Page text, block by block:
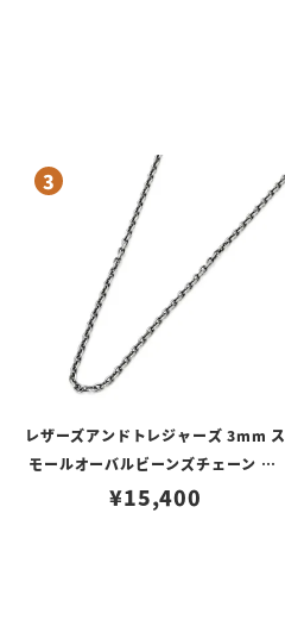
レザーズアンドトレジャーズ 3mm ス
モールオーバルビーンズチェーン w/
ロブスタークラスプ＆LTロゴプレート
¥15,400